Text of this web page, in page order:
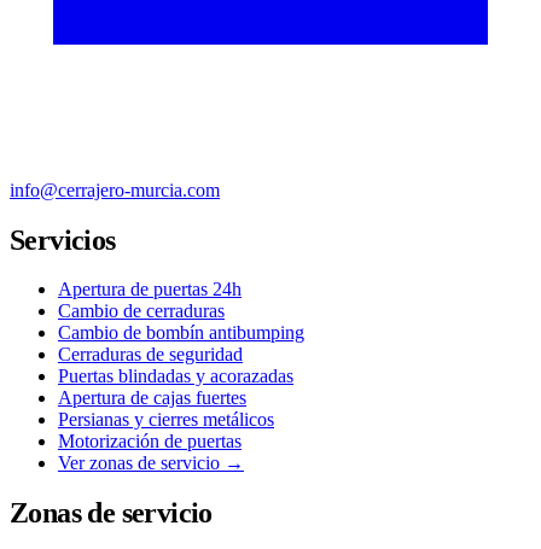
info@cerrajero-murcia.com
Servicios
Apertura de puertas 24h
Cambio de cerraduras
Cambio de bombín antibumping
Cerraduras de seguridad
Puertas blindadas y acorazadas
Apertura de cajas fuertes
Persianas y cierres metálicos
Motorización de puertas
Ver zonas de servicio →
Zonas de servicio